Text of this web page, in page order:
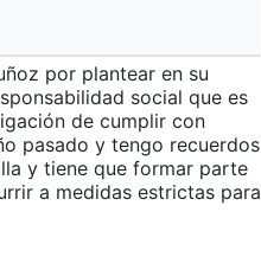
por plantear en su
social que es
de cumplir con
pasado y tengo recuerdos
y tiene que formar parte
a medidas estrictas para